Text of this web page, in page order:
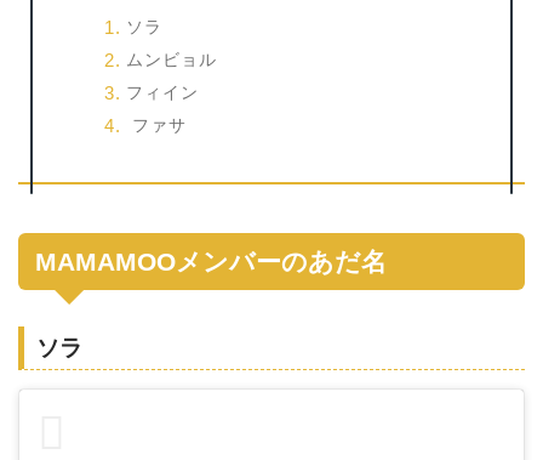
ソラ
ムンビョル
フィイン
ファサ
MAMAMOOメンバーのあだ名
ソラ